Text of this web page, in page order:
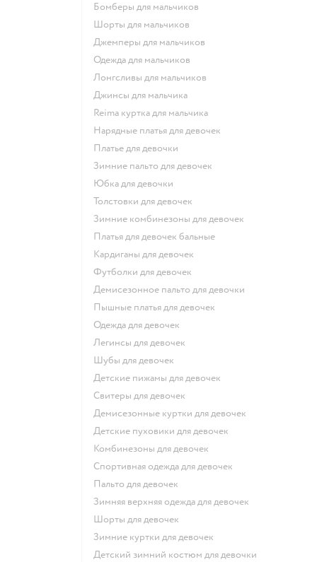
Бомберы для мальчиков
Шорты для мальчиков
Джемперы для мальчиков
Одежда для мальчиков
Лонгсливы для мальчиков
Джинсы для мальчика
Reima куртка для мальчика
Нарядные платья для девочек
Платье для девочки
Зимние пальто для девочек
Юбка для девочки
Толстовки для девочек
Зимние комбинезоны для девочек
Платья для девочек бальные
Кардиганы для девочек
Футболки для девочек
Демисезонное пальто для девочки
Пышные платья для девочек
Одежда для девочек
Легинсы для девочек
Шубы для девочек
Детские пижамы для девочек
Свитеры для девочек
Демисезонные куртки для девочек
Детские пуховики для девочек
Комбинезоны для девочек
Спортивная одежда для девочек
Пальто для девочек
Зимняя верхняя одежда для девочек
Шорты для девочек
Зимние куртки для девочек
Детский зимний костюм для девочки